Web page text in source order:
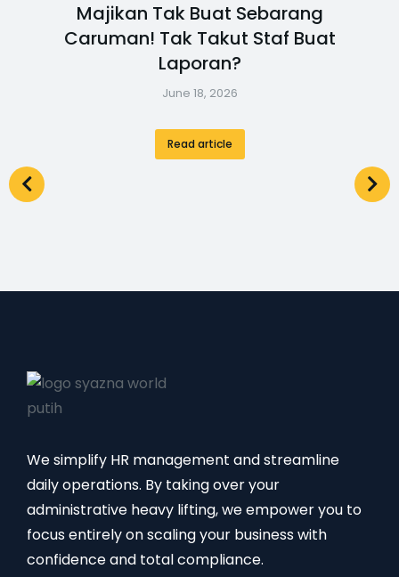
Majikan Tak Buat Sebarang
Caruman! Tak Takut Staf Buat
Laporan?
June 18, 2026
Read article
We simplify HR management and streamline
daily operations. By taking over your
administrative heavy lifting, we empower you to
focus entirely on scaling your business with
confidence and total compliance.